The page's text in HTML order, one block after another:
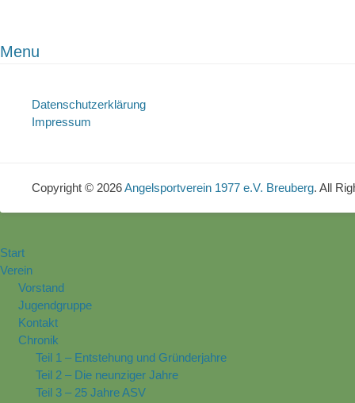
Menu
Datenschutzerklärung
Impressum
Copyright © 2026Angelsportverein 1977 e.V. Breuberg. All
Start
Verein
Vorstand
Jugendgruppe
Kontakt
Chronik
Teil 1 – Entstehung und Gründerjahre
Teil 2 – Die neunziger Jahre
Teil 3 – 25 Jahre ASV